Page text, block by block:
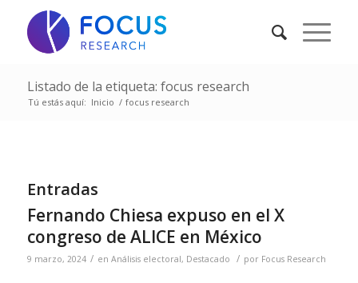
Listado de la etiqueta: focus research
Tú estás aquí: Inicio / focus research
Entradas
Fernando Chiesa expuso en el X
congreso de ALICE en México
9 marzo, 2024 / en Análisis electoral, Destacado / por Focus Research